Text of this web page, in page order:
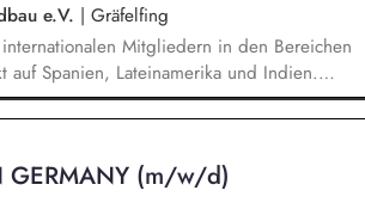
e.V. | Gräfelfing
Mitgliedern in den Bereichen
auf Spanien, Lateinamerika und Indien.
und zertifizierungsrelevanten Unterlagen,
und Tarifverträgen. Durchführung von
Weiterentwicklung der Naturland
und Zertifizierungssystems.
GERMANY (m/w/d)